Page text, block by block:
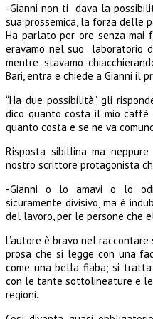
-Gianni non ti dava la
sua prossemica, la forza delle
Ha parlato per ore senza mai
eravamo nel suo laboratorio
mentre stavamo
Bari, entra e chiede a Gianni il
“Ha due possibilità” gli
dico quanto costa il mio
quanto costa e se ne va
Risposta sibillina ma
nostro scrittore protagonista
-Gianni o lo amavi o lo
sicuramente divisivo, ma è
del lavoro, per le persone che
L’autore è bravo nel
prosa che si legge con una
come una bella fiaba; si
con le tante sottolineature e
regioni.